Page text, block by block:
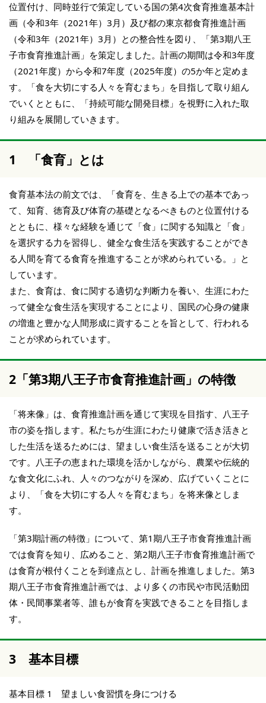
位置付け、同時並行で策定している国の第4次食育推進基本計
画（令和3年（2021年）3月）及び都の東京都食育推進計画
（令和3年（2021年）3月）との整合性を図り、「第3期八王
子市食育推進計画」を策定しました。計画の期間は令和3年度
（2021年度）から令和7年度（2025年度）の5か年と定めま
す。「食を大切にする人々を育むまち」を目指して取り組ん
でいくとともに、「持続可能な開発目標」を視野に入れた取
り組みを展開していきます。
1 「食育」とは
食育基本法の前文では、「食育を、生きる上での基本であっ
て、知育、徳育及び体育の基礎となるべきものと位置付ける
とともに、様々な経験を通じて「食」に関する知識と「食」
を選択する力を習得し、健全な食生活を実践することができ
る人間を育てる食育を推進することが求められている。」と
しています。
また、食育は、食に関する適切な判断力を養い、生涯にわた
って健全な食生活を実現することにより、国民の心身の健康
の増進と豊かな人間形成に資することを旨として、行われる
ことが求められています。
2「第3期八王子市食育推進計画」の特徴
「将来像」は、食育推進計画を通じて実現を目指す、八王子
市の姿を指します。私たちが生涯にわたり健康で活き活きと
した生活を送るためには、望ましい食生活を送ることが大切
です。八王子の恵まれた環境を活かしながら、農業や伝統的
な食文化にふれ、人々のつながりを深め、広げていくことに
より、「食を大切にする人々を育むまち」を将来像としま
す。
「第3期計画の特徴」について、第1期八王子市食育推進計画
では食育を知り、広めること、第2期八王子市食育推進計画で
は食育が根付くことを到達点とし、計画を推進しました。第3
期八王子市食育推進計画では、より多くの市民や市民活動団
体・民間事業者等、誰もが食育を実践できることを目指しま
す。
3 基本目標
基本目標 1 望ましい食習慣を身につける